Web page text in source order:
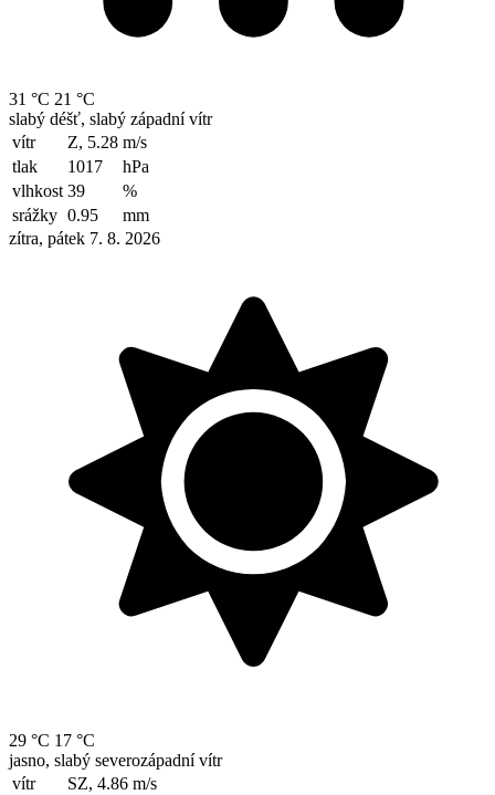
31 °C 21 °C
slabý déšť, slabý západní vítr
vítr
Z, 5.28 m/s
tlak
1017
hPa
vlhkost 39
%
srážky 0.95
mm
zítra, pátek 7. 8. 2026
29 °C 17 °C
jasno, slabý severozápadní vítr
vítr
SZ, 4.86 m/s